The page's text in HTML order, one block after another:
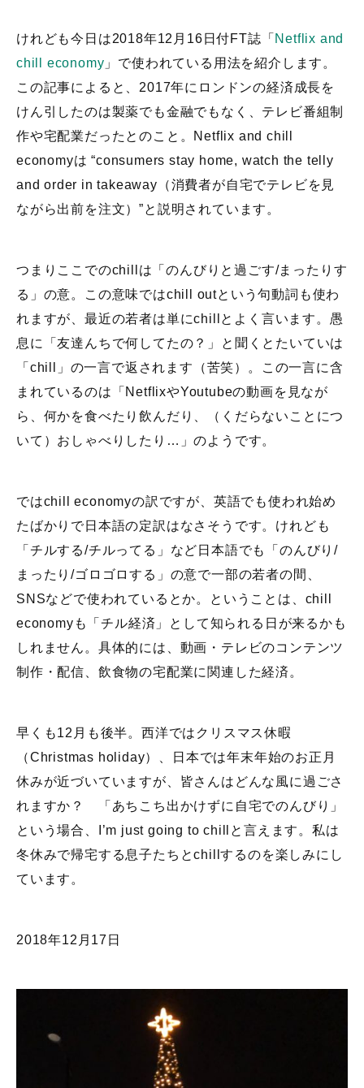
けれども今日は2018年12月16日付FT誌「 Netflix and
chill economy 」で使われている用法を紹介します。
この記事によると、2017年にロンドンの経済成長を
けん引したのは製薬でも金融でもなく、テレビ番組制
作や宅配業だったとのこと。Netflix and chill
economyは “consumers stay home, watch the telly
and order in takeaway（消費者が自宅でテレビを見
ながら出前を注文）”と説明されています。
つまりここでのchillは「のんびりと過ごす/まったりす
る」の意。この意味ではchill outという句動詞も使わ
れますが、最近の若者は単にchillとよく言います。愚
息に「友達んちで何してたの？」と聞くとたいていは
「chill」の一言で返されます（苦笑）。この一言に含
まれているのは「NetflixやYoutubeの動画を見なが
ら、何かを食べたり飲んだり、（くだらないことにつ
いて）おしゃべりしたり…」のようです。
ではchill economyの訳ですが、英語でも使われ始め
たばかりで日本語の定訳はなさそうです。けれども
「チルする/チルってる」など日本語でも「のんびり/
まったり/ゴロゴロする」の意で一部の若者の間、
SNSなどで使われているとか。ということは、chill
economyも「チル経済」として知られる日が来るかも
しれません。具体的には、動画・テレビのコンテンツ
制作・配信、飲食物の宅配業に関連した経済。
早くも12月も後半。西洋ではクリスマス休暇
（Christmas holiday）、日本では年末年始のお正月
休みが近づいていますが、皆さんはどんな風に過ごさ
れますか？ 「あちこち出かけずに自宅でのんびり」
という場合、I’m just going to chillと言えます。私は
冬休みで帰宅する息子たちとchillするのを楽しみにし
ています。
2018年12月17日